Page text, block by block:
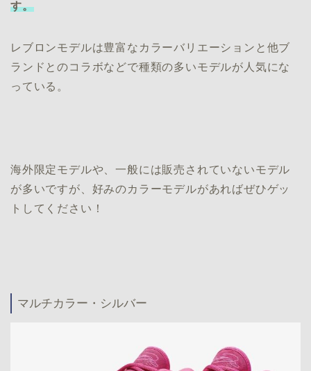
す。
レブロンモデルは豊富なカラーバリエーションと他ブ
ランドとのコラボなどで種類の多いモデルが人気にな
っている。
海外限定モデルや、一般には販売されていないモデル
が多いですが、好みのカラーモデルがあればぜひゲッ
トしてください！
マルチカラー・シルバー